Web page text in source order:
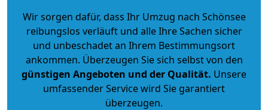
Wir sorgen dafür, dass Ihr Umzug nach Schönsee
reibungslos verläuft und alle Ihre Sachen sicher
und unbeschadet an Ihrem Bestimmungsort
ankommen. Überzeugen Sie sich selbst von den
günstigen Angeboten und der Qualität. Unsere
umfassender Service wird Sie garantiert
überzeugen.